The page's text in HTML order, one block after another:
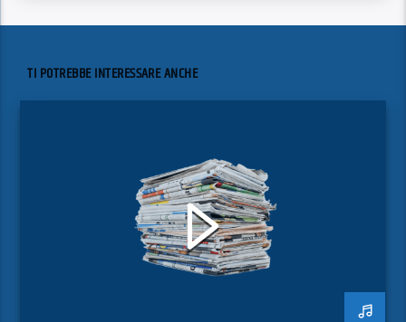
TI POTREBBE INTERESSARE ANCHE